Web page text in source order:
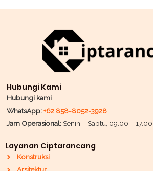
Hubungi Kami
Hubungi kami
WhatsApp:+62 858-8052-3928
Jam Operasional: Senin – Sabtu, 09.00 –
Layanan Ciptarancang
Konstruksi